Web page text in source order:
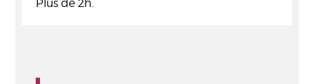
Plus de 2h.